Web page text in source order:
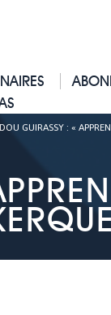
GUIRASSY : «